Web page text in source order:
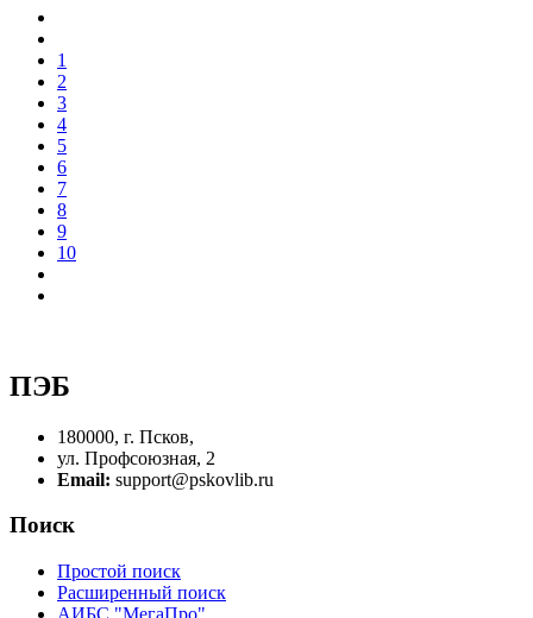
1
2
3
4
5
6
7
8
9
10
ПЭБ
180000, г. Псков,
ул. Профсоюзная, 2
Email: support@pskovlib.ru
Поиск
Простой поиск
Расширенный поиск
АИБС "МегаПро"